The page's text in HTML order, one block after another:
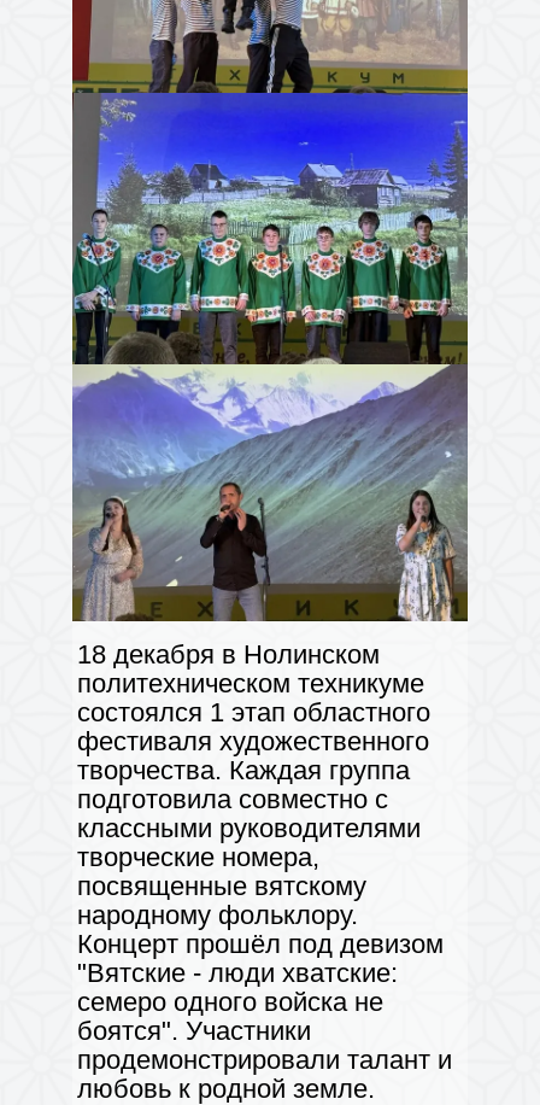
18 декабря в Нолинском
политехническом техникуме
состоялся 1 этап областного
фестиваля художественного
творчества. Каждая группа
подготовила совместно с
классными руководителями
творческие номера,
посвященные вятскому
народному фольклору.
Концерт прошёл под девизом
"Вятские - люди хватские:
семеро одного войска не
боятся". Участники
продемонстрировали талант и
любовь к родной земле.